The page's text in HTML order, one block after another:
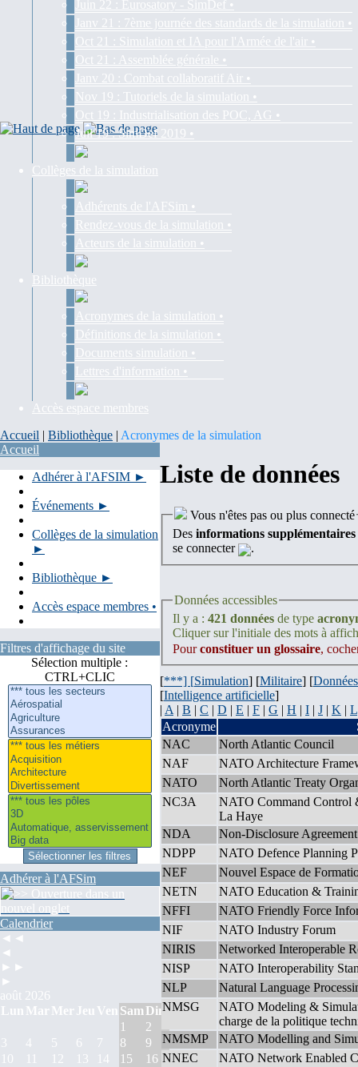
Juin 22 : Eurosatory - SimDef •
Janv 21 : 7ème journée des standards de la simulation •
Oct 21 : Simulation et IA pour l'Armée de l'air •
Oct 21 : Assemblée générale •
Janv 20 : Combat collaboratif Air •
Nov 19 : Tutoriels de la simulation •
Oct 19 : Industrialisation des POC, AG •
Juil 19 : SimDef 2019 •
Collèges de la simulation
Adhérents de l'AFSim •
Rendez-vous de la simulation •
Acteurs de la simulation •
Bibliothèque
Acronymes de la simulation •
Définitions de la simulation •
Documents simulation •
Lettres d'information •
Accès espace membres
Accueil | Bibliothèque | Acronymes de la simulation
Accueil
Adhérer à l'AFSIM ►
Événements ►
Collèges de la simulation
►
Bibliothèque ►
Accès espace membres •
Filtres d'affichage du site
Sélection multiple :
CTRL+CLIC
Adhérer à l'AFSim
Calendrier
◄◄
◄
►►
►
août 2026
Lun Mar Mer Jeu Ven Sam Dim
1
2
3
4 5 6 7 8
9
10
11 12 13 14 15
16
Liste de données
Vous n'êtes pas ou plus connecté
Des informations supplémentaires
se connecter
.
Données accessibles
Il y a : 421 données de type
Cliquer sur l'initiale des mots à
Pourconstituer un glossaire,
[***] [Simulation] [Militaire] [Données
[Intelligence artificielle]
| A | B | C | D | E | F | G | H | I | J | K | L
Acronyme
NAC
North Atlantic Council
NAF
NATO Architecture
NATO
North Atlantic Treaty
NC3A
NATO Command Control
La Haye
NDA
Non-Disclosure Agreement
NDPP
NATO Defence Planning
NEF
Nouvel Espace de
NETN
NATO Education &
NFFI
NATO Friendly Force
NIF
NATO Industry Forum
NIRIS
Networked Interoperable
NISP
NATO Interoperability
NLP
Natural Language
NMSG
NATO Modeling &
charge de la politique
NMSMP
NATO Modelling and
NNEC
NATO Network Enabled